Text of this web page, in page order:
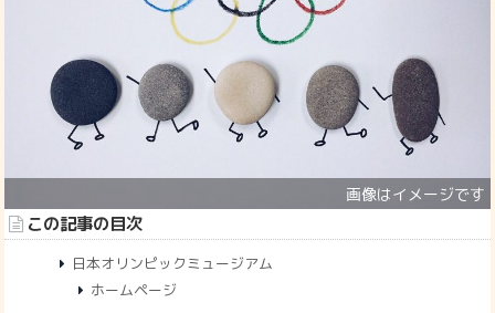
この記事の目次
日本オリンピックミュージアム
ホームページ